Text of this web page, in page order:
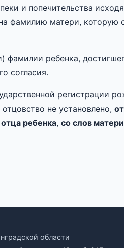
и попечительства
фамилию матери, которую
фамилии ребенка,
согласия.
регистрации
не установлено,
отца ребенка, со слов
области